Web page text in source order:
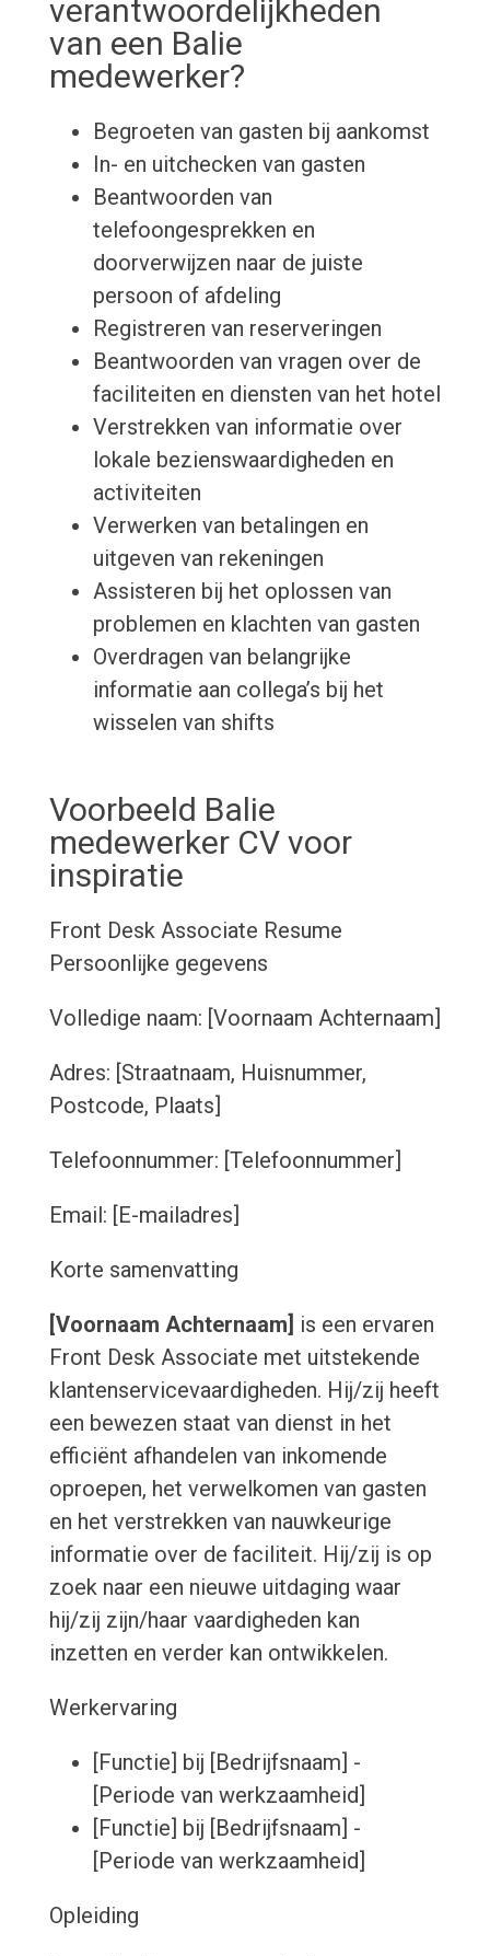
verantwoordelijkheden
van een Balie
medewerker?
Begroeten van gasten bij aankomst
In- en uitchecken van gasten
Beantwoorden van
telefoongesprekken en
doorverwijzen naar de juiste
persoon of afdeling
Registreren van reserveringen
Beantwoorden van vragen over de
faciliteiten en diensten van het hotel
Verstrekken van informatie over
lokale bezienswaardigheden en
activiteiten
Verwerken van betalingen en
uitgeven van rekeningen
Assisteren bij het oplossen van
problemen en klachten van gasten
Overdragen van belangrijke
informatie aan collega’s bij het
wisselen van shifts
Voorbeeld Balie
medewerker CV voor
inspiratie
Front Desk Associate Resume
Persoonlijke gegevens
Volledige naam: [Voornaam Achternaam]
Adres: [Straatnaam, Huisnummer,
Postcode, Plaats]
Telefoonnummer: [Telefoonnummer]
Email: [E-mailadres]
Korte samenvatting
[Voornaam Achternaam] is een ervaren
Front Desk Associate met uitstekende
klantenservicevaardigheden. Hij/zij heeft
een bewezen staat van dienst in het
efficiënt afhandelen van inkomende
oproepen, het verwelkomen van gasten
en het verstrekken van nauwkeurige
informatie over de faciliteit. Hij/zij is op
zoek naar een nieuwe uitdaging waar
hij/zij zijn/haar vaardigheden kan
inzetten en verder kan ontwikkelen.
Werkervaring
[Functie] bij [Bedrijfsnaam] -
[Periode van werkzaamheid]
[Functie] bij [Bedrijfsnaam] -
[Periode van werkzaamheid]
Opleiding